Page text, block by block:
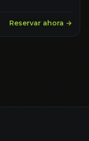
Reservar ahora →